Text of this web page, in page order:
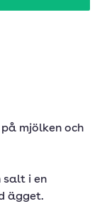
mjölken och
salt i en
ägget.